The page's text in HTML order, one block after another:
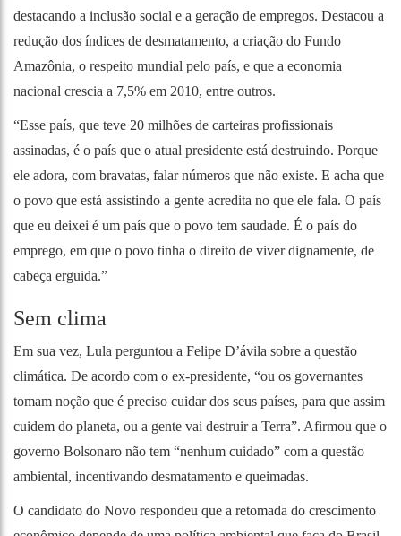
destacando a inclusão social e a geração de empregos. Destacou a
redução dos índices de desmatamento, a criação do Fundo
Amazônia, o respeito mundial pelo país, e que a economia
nacional crescia a 7,5% em 2010, entre outros.
“Esse país, que teve 20 milhões de carteiras profissionais
assinadas, é o país que o atual presidente está destruindo. Porque
ele adora, com bravatas, falar números que não existe. E acha que
o povo que está assistindo a gente acredita no que ele fala. O país
que eu deixei é um país que o povo tem saudade. É o país do
emprego, em que o povo tinha o direito de viver dignamente, de
cabeça erguida.”
Sem clima
Em sua vez, Lula perguntou a Felipe D’ávila sobre a questão
climática. De acordo com o ex-presidente, “ou os governantes
tomam noção que é preciso cuidar dos seus países, para que assim
cuidem do planeta, ou a gente vai destruir a Terra”. Afirmou que o
governo Bolsonaro não tem “nenhum cuidado” com a questão
ambiental, incentivando desmatamento e queimadas.
O candidato do Novo respondeu que a retomada do crescimento